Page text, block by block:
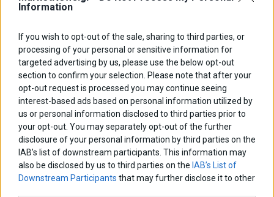
Information
If you wish to opt-out of the sale, sharing to third parties, or
processing of your personal or sensitive information for
targeted advertising by us, please use the below opt-out
section to confirm your selection. Please note that after your
opt-out request is processed you may continue seeing
interest-based ads based on personal information utilized by
us or personal information disclosed to third parties prior to
your opt-out. You may separately opt-out of the further
disclosure of your personal information by third parties on the
IAB’s list of downstream participants. This information may
also be disclosed by us to third parties on the IAB’s List of
Downstream Participants that may further disclose it to other
στην ελληνική δημιουργία, και χρονική εμβέλεια ως τον